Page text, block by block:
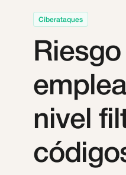
Ciberataques
nivel